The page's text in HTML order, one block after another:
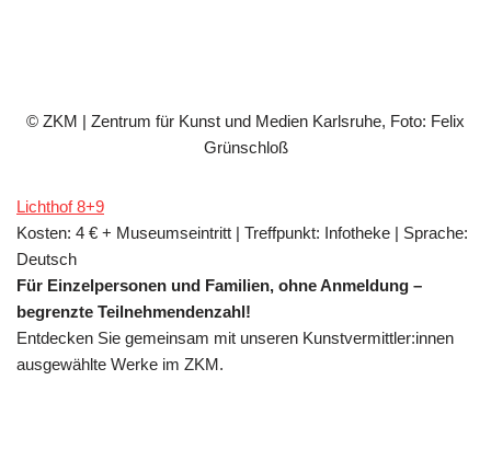
© ZKM | Zentrum für Kunst und Medien Karlsruhe, Foto: Felix
Grünschloß
Lichthof 8+9
Kosten: 4 € + Museumseintritt | Treffpunkt: Infotheke | Sprache:
Deutsch
Für Einzelpersonen und Familien, ohne Anmeldung –
begrenzte Teilnehmendenzahl!
Entdecken Sie gemeinsam mit unseren Kunstvermittler:innen
ausgewählte Werke im ZKM.